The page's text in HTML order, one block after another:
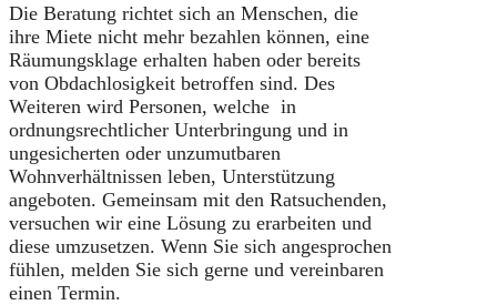
Die Beratung richtet sich an Menschen, die
ihre Miete nicht mehr bezahlen können, eine
Räumungsklage erhalten haben oder bereits
von Obdachlosigkeit betroffen sind. Des
Weiteren wird Personen, welche in
ordnungsrechtlicher Unterbringung und in
ungesicherten oder unzumutbaren
Wohnverhältnissen leben, Unterstützung
angeboten. Gemeinsam mit den Ratsuchenden,
versuchen wir eine Lösung zu erarbeiten und
diese umzusetzen. Wenn Sie sich angesprochen
fühlen, melden Sie sich gerne und vereinbaren
einen Termin.